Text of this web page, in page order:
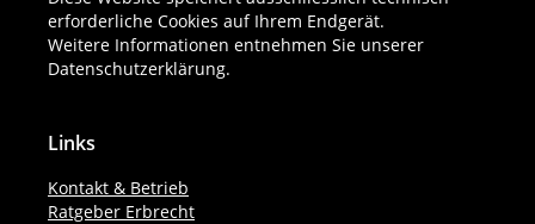
erforderliche Cookies auf Ihrem Endgerät.
Weitere Informationen entnehmen Sie unserer
Datenschutzerklärung.
Links
Kontakt & Betrieb
Ratgeber Erbrecht